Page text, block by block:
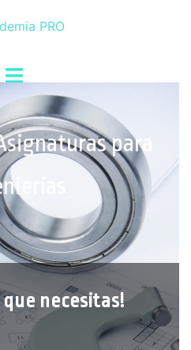
para
que necesitas!